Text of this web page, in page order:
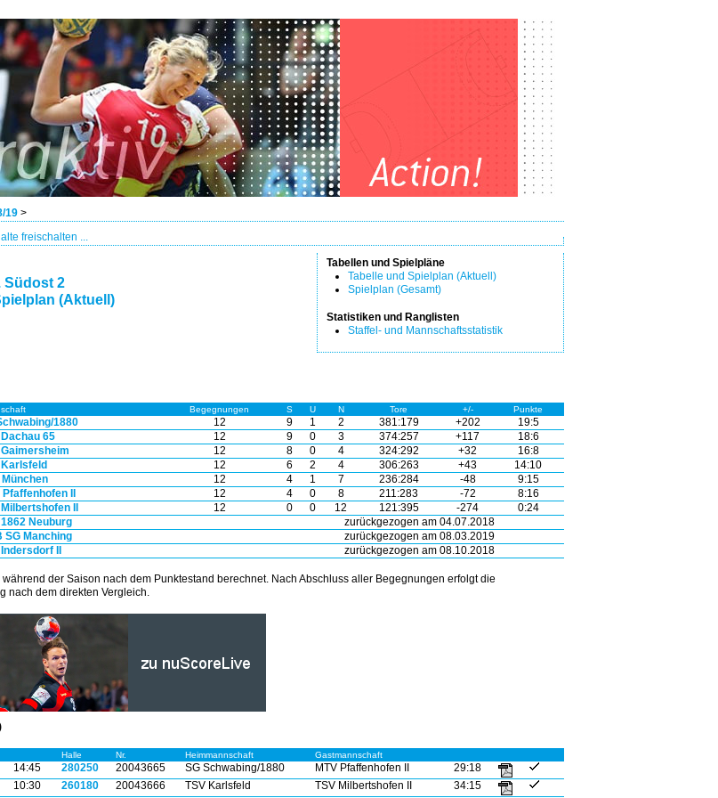
19 >
freischalten ...
Südost 2
(Aktuell)
Tabellen und Spielpläne
Tabelle und Spielplan (Aktuell)
Spielplan (Gesamt)
Statistiken und Ranglisten
Staffel- und Mannschaftsstatistik
Begegnungen S U N Tore +/- Punkte
1880 12 9 1 2 381:179 +202
19:5
65 12 9 0 3 374:257 +117
18:6
Gaimersheim 12 8 0 4 324:292 +32
16:8
Karlsfeld 12 6 2 4 306:263 +43
14:10
München 12 4 1 7 236:284 -48
9:15
Pfaffenhofen II 12 4 0 8 211:283 -72
8:16
II 12 0 0 12 121:395 -274
0:24
1862 Neuburg
zurückgezogen am 04.07.2018
SG Manching
zurückgezogen am 08.03.2019
II zurückgezogen am 08.10.2018
während der Saison nach dem Punktestand berechnet. Nach Abschluss aller Begegnungen erfolgt die
nach dem direkten Vergleich.
Halle Nr. Heimmannschaft Gastmannschaft
14:45 280250 20043665 SG Schwabing/1880 MTV Pfaffenhofen II
29:18
10:30 260180 20043666 TSV Karlsfeld TSV Milbertshofen II
34:15